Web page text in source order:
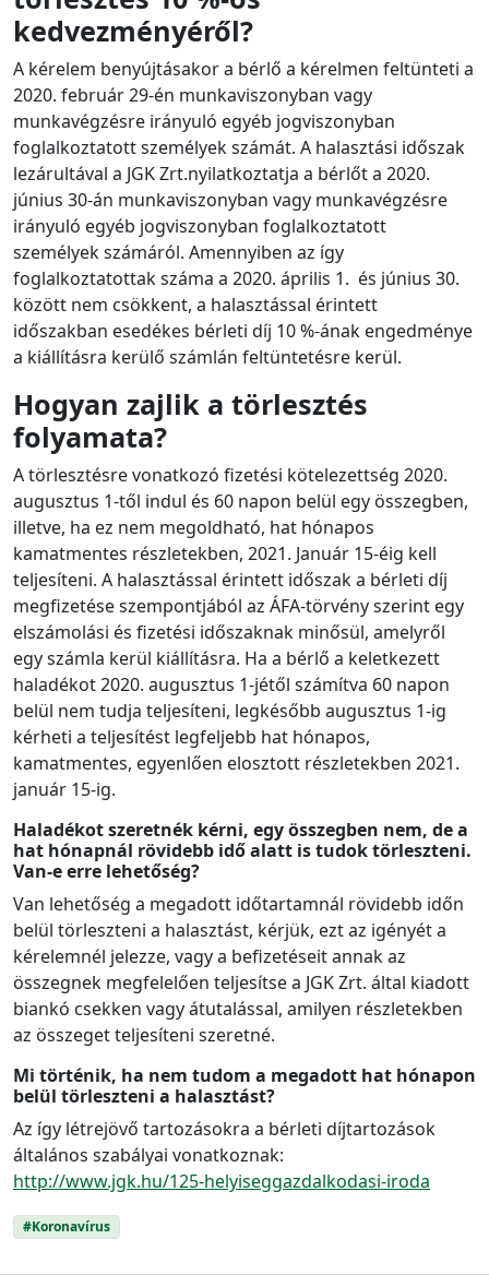
kedvezményéről?
A kérelem benyújtásakor a bérlő a kérelmen feltünteti a
2020. február 29-én munkaviszonyban vagy
munkavégzésre irányuló egyéb jogviszonyban
foglalkoztatott személyek számát. A halasztási időszak
lezárultával a JGK Zrt.nyilatkoztatja a bérlőt a 2020.
június 30-án munkaviszonyban vagy munkavégzésre
irányuló egyéb jogviszonyban foglalkoztatott
személyek számáról. Amennyiben az így
foglalkoztatottak száma a 2020. április 1. és június 30.
között nem csökkent, a halasztással érintett
időszakban esedékes bérleti díj 10 %-ának engedménye
a kiállításra kerülő számlán feltüntetésre kerül.
Hogyan zajlik a törlesztés
folyamata?
A törlesztésre vonatkozó fizetési kötelezettség 2020.
augusztus 1-től indul és 60 napon belül egy összegben,
illetve, ha ez nem megoldható, hat hónapos
kamatmentes részletekben, 2021. Január 15-éig kell
teljesíteni. A halasztással érintett időszak a bérleti díj
megfizetése szempontjából az ÁFA-törvény szerint egy
elszámolási és fizetési időszaknak minősül, amelyről
egy számla kerül kiállításra. Ha a bérlő a keletkezett
haladékot 2020. augusztus 1-jétől számítva 60 napon
belül nem tudja teljesíteni, legkésőbb augusztus 1-ig
kérheti a teljesítést legfeljebb hat hónapos,
kamatmentes, egyenlően elosztott részletekben 2021.
január 15-ig.
Haladékot szeretnék kérni, egy összegben nem, de a
hat hónapnál rövidebb idő alatt is tudok törleszteni.
Van-e erre lehetőség?
Van lehetőség a megadott időtartamnál rövidebb időn
belül törleszteni a halasztást, kérjük, ezt az igényét a
kérelemnél jelezze, vagy a befizetéseit annak az
összegnek megfelelően teljesítse a JGK Zrt. által kiadott
biankó csekken vagy átutalással, amilyen részletekben
az összeget teljesíteni szeretné.
Mi történik, ha nem tudom a megadott hat hónapon
belül törleszteni a halasztást?
Az így létrejövő tartozásokra a bérleti díjtartozások
általános szabályai vonatkoznak:
http://www.jgk.hu/125-helyiseggazdalkodasi-iroda
#Koronavírus